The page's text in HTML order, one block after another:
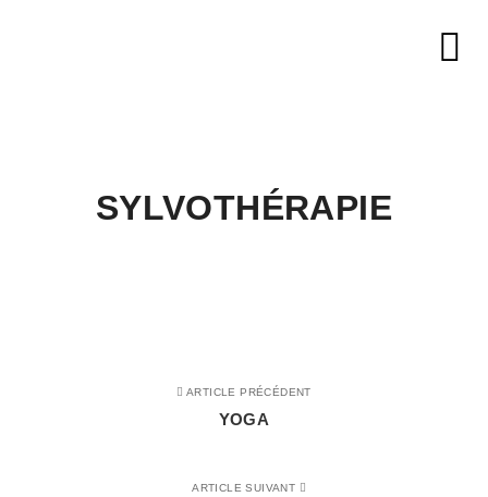
SYLVOTHÉRAPIE
ARTICLE PRÉCÉDENT
YOGA
ARTICLE SUIVANT